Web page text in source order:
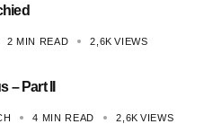
2 MIN READ 2,6K VIEWS
– Part II
4 MIN READ 2,6K VIEWS